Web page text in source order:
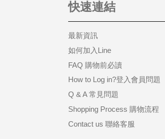
快速連結
最新資訊
如何加入Line
FAQ 購物前必讀
How to Log in?登入會員問題
Q & A 常見問題
Shopping Process 購物流程
Contact us 聯絡客服